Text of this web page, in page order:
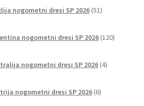
strani
nogometni dresi SP 2026 51izdelkov
nogometni dresi SP 2026 120izdelkov
nogometni dresi SP 2026 4izdelki
nogometni dresi SP 2026 6izdelkov